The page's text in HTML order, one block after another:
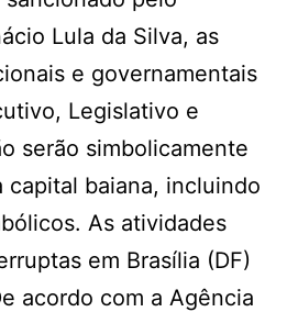
Lula da Silva, as
e governamentais
Legislativo e
serão simbolicamente
capital baiana, incluindo
As atividades
em Brasília (DF)
acordo com a Agência